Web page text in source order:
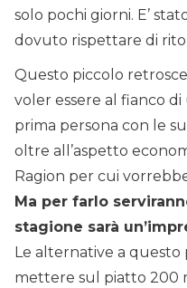
solo pochi giorni. E’
dovuto rispettare di
Questo piccolo
voler essere al fianco
prima persona con le
oltre all’aspetto
Ragion per cui
Ma per farlo
stagione sarà
Le alternative a
mettere sul piatto 200